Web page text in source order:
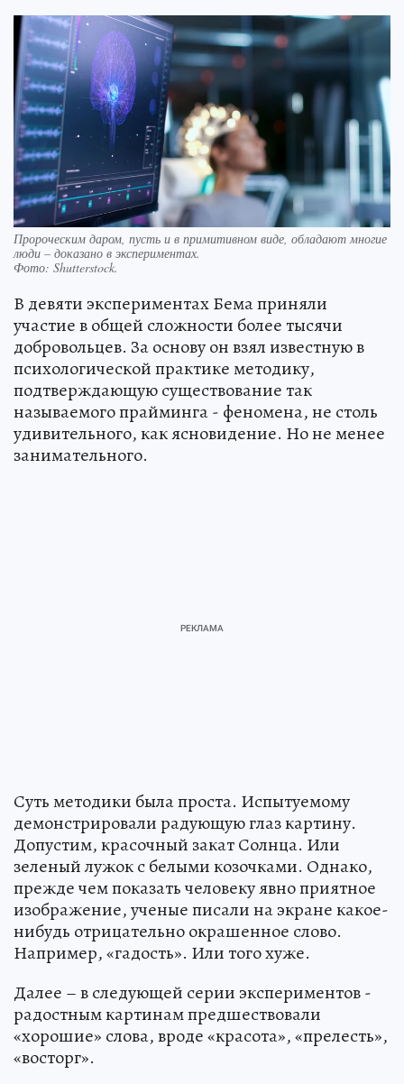
Пророческим даром, пусть и в примитивном виде, обладают многие
люди – доказано в экспериментах.
Фото: Shutterstock.
В девяти экспериментах Бема приняли
участие в общей сложности более тысячи
добровольцев. За основу он взял известную в
психологической практике методику,
подтверждающую существование так
называемого прайминга - феномена, не столь
удивительного, как ясновидение. Но не менее
занимательного.
Суть методики была проста. Испытуемому
демонстрировали радующую глаз картину.
Допустим, красочный закат Солнца. Или
зеленый лужок с белыми козочками. Однако,
прежде чем показать человеку явно приятное
изображение, ученые писали на экране какое-
нибудь отрицательно окрашенное слово.
Например, «гадость». Или того хуже.
Далее – в следующей серии экспериментов -
радостным картинам предшествовали
«хорошие» слова, вроде «красота», «прелесть»,
«восторг».